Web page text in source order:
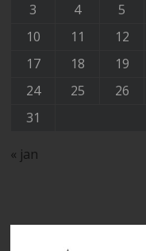
3
4 5
10
11 12
17
18 19
24
25 26
31
« jan